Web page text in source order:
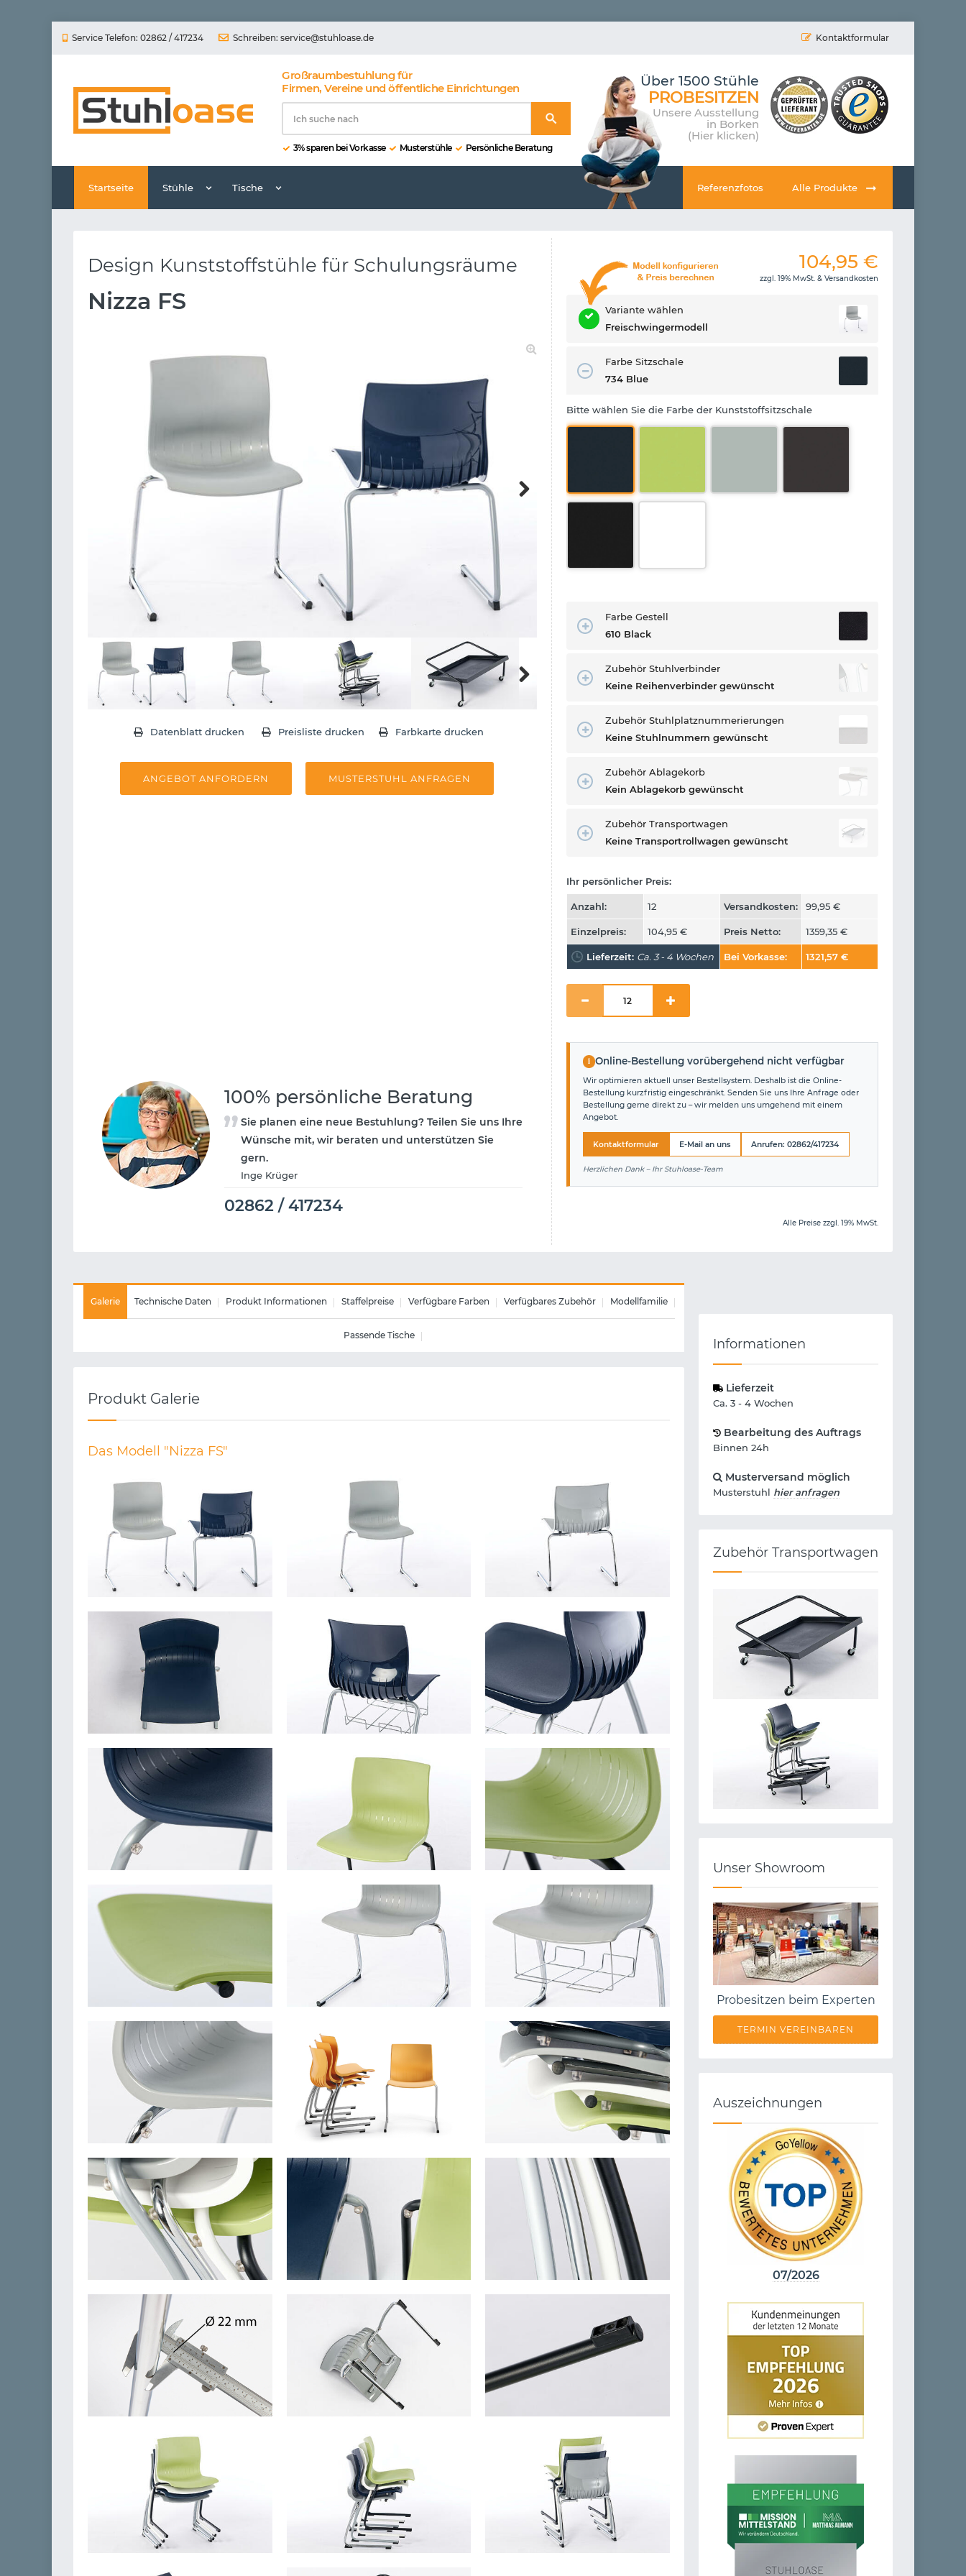
Service Telefon: 02862 / 417234 Schreiben: service@stuhloase.de Kontaktformular
Großraumbestuhlung für
Firmen, Vereine und öffentliche Einrichtungen
3% sparen bei Vorkasse Musterstühle Persönliche Beratung
Über 1500 Stühle
PROBESITZEN
Unsere Ausstellung
in Borken
(Hier klicken)
Startseite Stühle Tische Referenzfotos Alle Produkte
Design Kunststoffstühle für Schulungsräume
Nizza FS
Datenblatt drucken Preisliste drucken Farbkarte drucken
ANGEBOT ANFORDERN MUSTERSTUHL ANFRAGEN
100% persönliche Beratung
Sie planen eine neue Bestuhlung? Teilen Sie uns Ihre
Wünsche mit, wir beraten und unterstützen Sie
gern.
Inge Krüger
02862 / 417234
104,95 €
zzgl. 19% MwSt. & Versandkosten
Variante wählen
Freischwingermodell
Farbe Sitzschale
734 Blue
Bitte wählen Sie die Farbe der Kunststoffsitzschale
Farbe Gestell
610 Black
Zubehör Stuhlverbinder
Keine Reihenverbinder gewünscht
Zubehör Stuhlplatznummerierungen
Keine Stuhlnummern gewünscht
Zubehör Ablagekorb
Kein Ablagekorb gewünscht
Zubehör Transportwagen
Keine Transportrollwagen gewünscht
Ihr persönlicher Preis:
Anzahl: 12 Versandkosten: 99,95 €
Einzelpreis: 104,95 € Preis Netto: 1359,35 €
Lieferzeit: Ca. 3 - 4 Wochen Bei Vorkasse: 1321,57 €
i Online-Bestellung vorübergehend nicht verfügbar
Wir optimieren aktuell unser Bestellsystem. Deshalb ist die Online-
Bestellung kurzfristig eingeschränkt. Senden Sie uns Ihre Anfrage oder
Bestellung gerne direkt zu – wir melden uns umgehend mit einem
Angebot.
Kontaktformular E-Mail an uns Anrufen: 02862/417234
Herzlichen Dank – Ihr Stuhloase-Team
Alle Preise zzgl. 19% MwSt.
Galerie Technische Daten Produkt Informationen Staffelpreise Verfügbare Farben Verfügbares Zubehör Modellfamilie
Passende Tische
Produkt Galerie
Das Modell "Nizza FS"
Informationen
Lieferzeit
Ca. 3 - 4 Wochen
Bearbeitung des Auftrags
Binnen 24h
Musterversand möglich
Musterstuhl hier anfragen
Zubehör Transportwagen
Unser Showroom
Probesitzen beim Experten
TERMIN VEREINBAREN
Auszeichnungen
07/2026